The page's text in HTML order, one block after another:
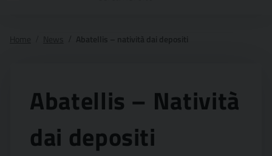
Abatellis – Natività
dai depositi